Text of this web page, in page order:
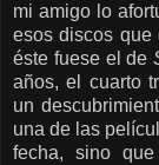
mi amigo lo
esos discos
éste fuese el de
años, el cuarto
un
una de las
fecha, sino